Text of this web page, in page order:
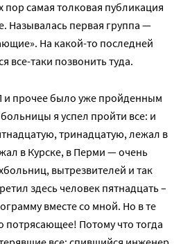
пор самая толковая публикация
Называлась первая группа —
На какой-то последней
все-таки позвонить туда.
и прочее было уже пройденным
я успел пройти все: и
тринадцатую, лежал в
в Курске, в Перми — очень
вытрезвителей и так
здесь человек пятнадцать –
вместе со мной. Но в те
потрясающее! Потому что тогда